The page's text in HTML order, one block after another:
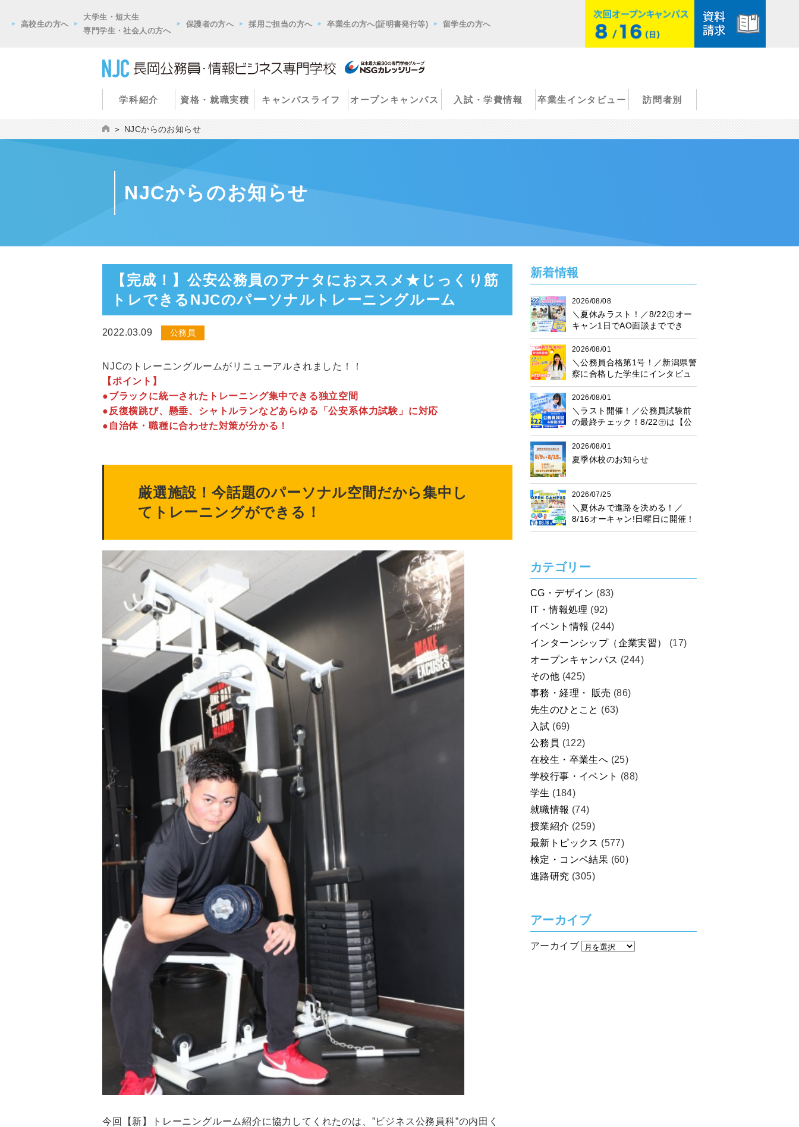
高校生の方へ
大学生・短大生
専門学生・社会人の方へ
保護者の方へ 採用ご担当の方へ 卒業生の方へ(証明書発行等) 留学生の方へ
学科紹介 資格・就職実積 キャンパスライフ オープンキャンパス 入試・学費情報 卒業生インタビュー 訪問者別
NJCからのお知らせ
NJCからのお知らせ
【完成！】公安公務員のアナタにおススメ★じっくり筋
トレできるNJCのパーソナルトレーニングルーム
2022.03.09 公務員
NJCのトレーニングルームがリニューアルされました！！
【ポイント】
●ブラックに統一されたトレーニング集中できる独立空間
●反復横跳び、懸垂、シャトルランなどあらゆる「公安系体力試験」に対応
●自治体・職種に合わせた対策が分かる！
厳選施設！今話題のパーソナル空間だから集中し
てトレーニングができる！
今回【新】トレーニングルーム紹介に協力してくれたのは、”ビジネス公務員科”の内田く
新着情報
2026/08/08
＼夏休みラスト！／8/22㊏オー
キャン1日でAO面談まででき
る！
2026/08/01
＼公務員合格第1号！／新潟県警
察に合格した学生にインタビュ
ー！
2026/08/01
＼ラスト開催！／公務員試験前
の最終チェック！8/22㊏は【公
務員模試】に参加しよう♪
2026/08/01
夏季休校のお知らせ
2026/07/25
＼夏休みで進路を決める！／
8/16オーキャン!日曜日に開催！
プレゼント抽選会も♪楽しく進路
カテゴリー
CG・デザイン (83)
IT・情報処理 (92)
イベント情報 (244)
インターンシップ（企業実習）
(17)
オープンキャンパス (244)
その他 (425)
事務・経理・ 販売 (86)
先生のひとこと (63)
入試 (69)
公務員 (122)
在校生・卒業生へ (25)
学校行事・イベント (88)
学生 (184)
就職情報 (74)
授業紹介 (259)
最新トピックス (577)
検定・コンペ結果 (60)
進路研究 (305)
アーカイブ
アーカイブ